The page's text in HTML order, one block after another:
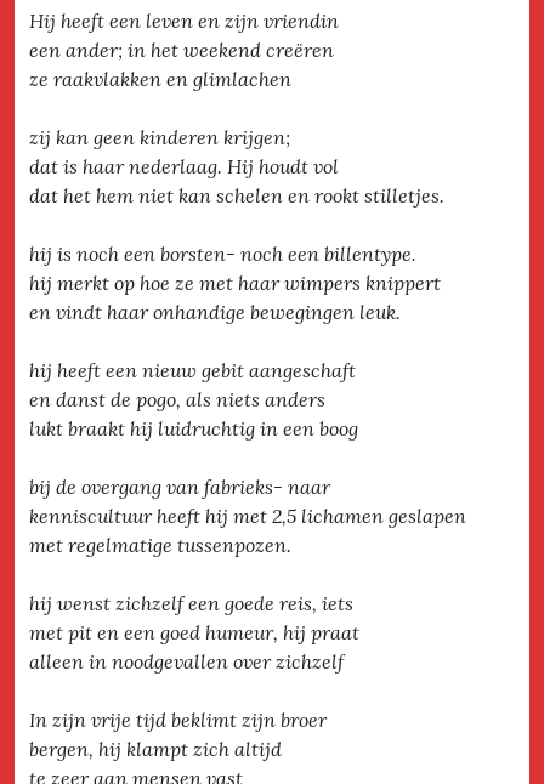
Hij heeft een leven en zijn vriendin
een ander; in het weekend creëren
ze raakvlakken en glimlachen
zij kan geen kinderen krijgen;
dat is haar nederlaag. Hij houdt vol
dat het hem niet kan schelen en rookt stilletjes.
hij is noch een borsten- noch een billentype.
hij merkt op hoe ze met haar wimpers knippert
en vindt haar onhandige bewegingen leuk.
hij heeft een nieuw gebit aangeschaft
en danst de pogo, als niets anders
lukt braakt hij luidruchtig in een boog
bij de overgang van fabrieks- naar
kenniscultuur heeft hij met 2,5 lichamen geslapen
met regelmatige tussenpozen.
hij wenst zichzelf een goede reis, iets
met pit en een goed humeur, hij praat
alleen in noodgevallen over zichzelf
In zijn vrije tijd beklimt zijn broer
bergen, hij klampt zich altijd
te zeer aan mensen vast